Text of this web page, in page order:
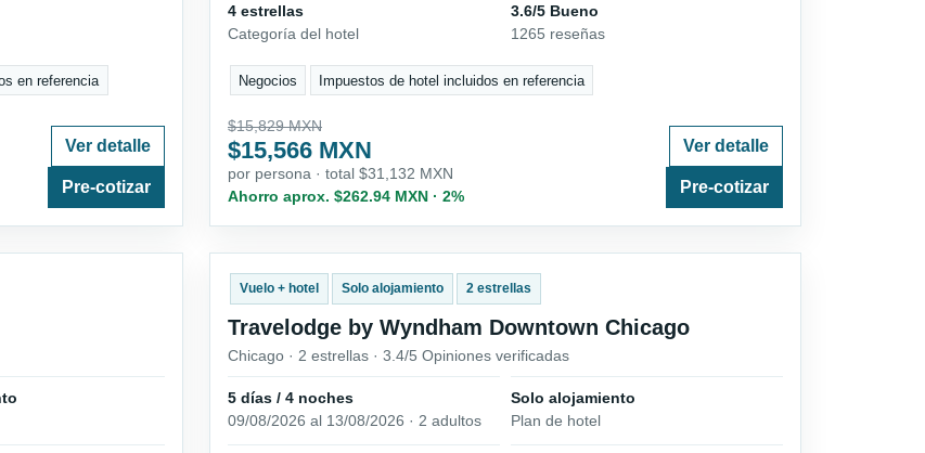
en referencia
Ver detalle
Pre-cotizar
4 estrellas
Categoría del hotel
3.6/5 Bueno
1265 reseñas
Negocios Impuestos de hotel incluidos en referencia
$15,829 MXN
$15,566 MXN
por persona · total $31,132 MXN
Ahorro aprox. $262.94 MXN · 2%
Ver detalle
Pre-cotizar
Vuelo + hotel Solo alojamiento 2 estrellas
Travelodge by Wyndham Downtown Chicago
Chicago · 2 estrellas · 3.4/5 Opiniones verificadas
5 días / 4 noches
09/08/2026 al 13/08/2026 · 2 adultos
Solo alojamiento
Plan de hotel